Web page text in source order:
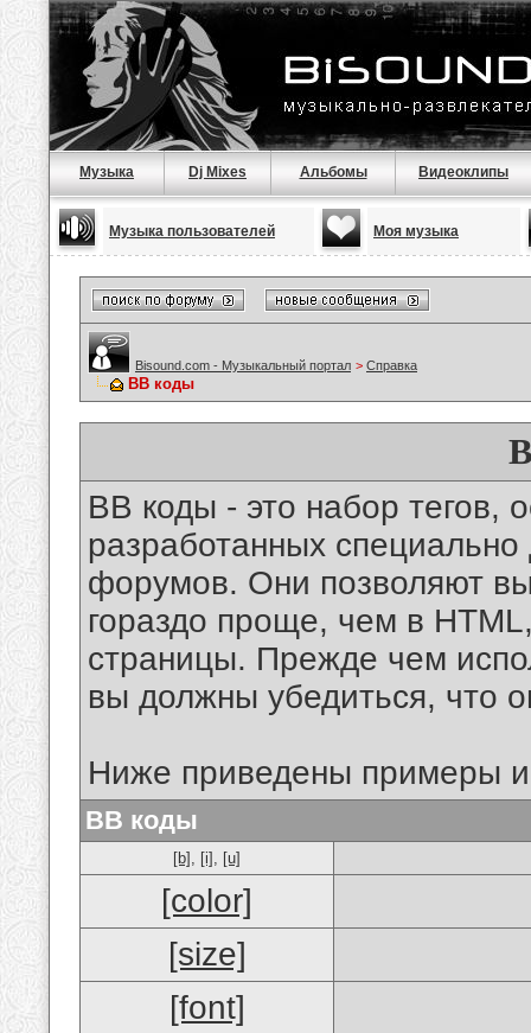
Музыка Dj Mixes Альбомы Видеоклипы
Музыка пользователей Моя музыка
Bisound.com - Музыкальный портал > Справка
BB коды
BB коды - это набор тегов,
разработанных
форумов. Они позволяют
гораздо проще, чем в
страницы. Прежде чем
вы должны убедиться, что
Ниже приведены примеры
BB коды
[b] , [i] , [u]
[color]
[size]
[font]